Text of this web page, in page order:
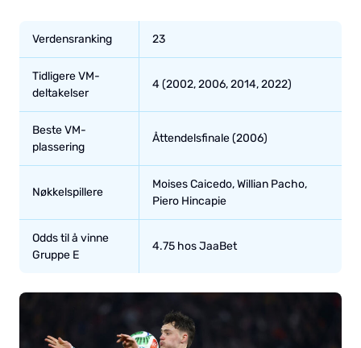
Verdensranking 23
Tidligere VM-
deltakelser
4 (2002, 2006, 2014, 2022)
Beste VM-
plassering
Åttendelsfinale (2006)
Nøkkelspillere
Moises Caicedo, Willian Pacho,
Piero Hincapie
Odds til å vinne
Gruppe E
4.75 hos JaaBet